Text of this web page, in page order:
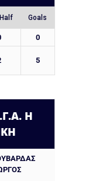
Goals
0
5
Η